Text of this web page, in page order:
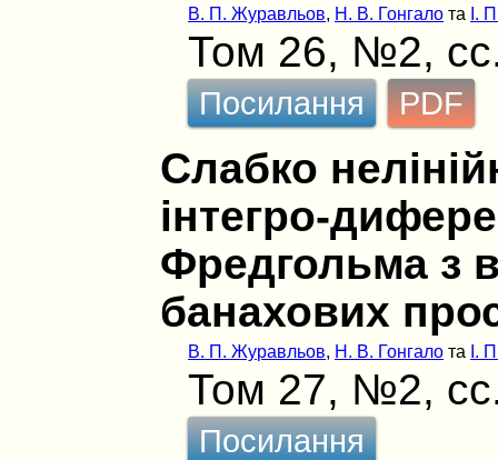
В. П. Журавльов, Н. В. Гонгало та І.
Том 26, №2,
Посилання PDF
Слабко
інтегро-
Фредгольма з
банахових
В. П. Журавльов, Н. В. Гонгало та І.
Том 27, №2,
Посилання